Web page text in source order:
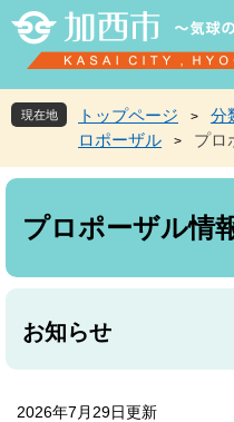
先
頭
す
を
飛
し
へ
現在地 トップページ > 分
ロポーザル
> プロ
本
プロポーザル情
お知らせ
2026年7月29日更新